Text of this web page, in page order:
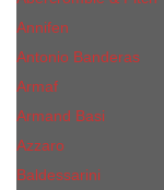
Annifen
Antonio Banderas
Armaf
Armand Basi
Azzaro
Baldessarini